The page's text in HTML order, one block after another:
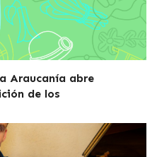
Araucanía abre
de los